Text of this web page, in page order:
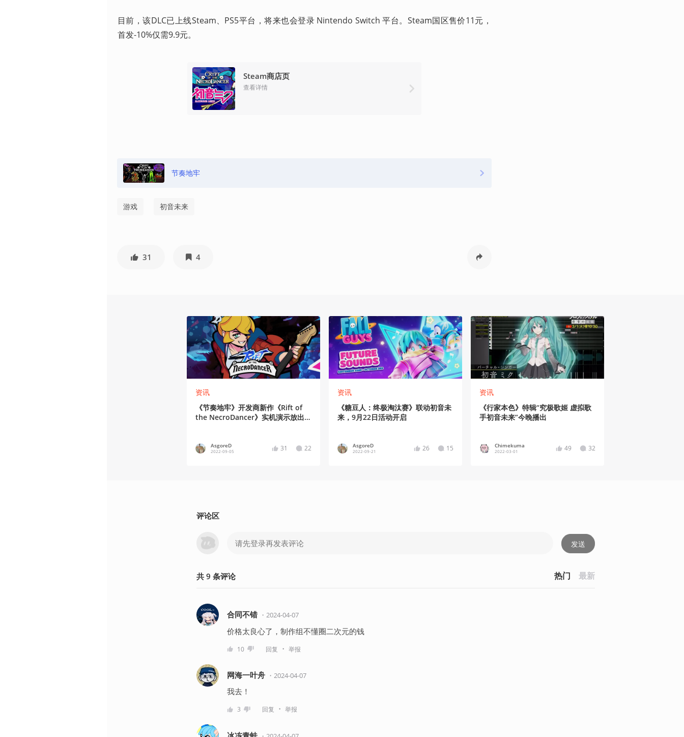
目前，该DLC已上线Steam、PS5平台，将来也会登录 Nintendo Switch 平台。Steam国区售价11元，
首发-10%仅需9.9元。
Steam商店页
查看详情
节奏地牢
游戏 初音未来
31 4
资讯
《节奏地牢》开发商新作《Rift of
the NecroDancer》实机演示放出，
AsgoreD
2022-09-05 31 22
资讯
《糖豆人：终极淘汰赛》联动初音未
来，9月22日活动开启
AsgoreD
2022-09-21 26 15
资讯
《行家本色》特辑“究极歌姬 虚拟歌
手初音未来”今晚播出
Chimekuma
2022-03-01 49 32
评论区
发送
共 9 条评论 热门 最新
合同不错 ・ 2024-04-07
价格太良心了，制作组不懂圈二次元的钱
10 回复 ・ 举报
网海一叶舟 ・ 2024-04-07
我去！
3 回复 ・ 举报